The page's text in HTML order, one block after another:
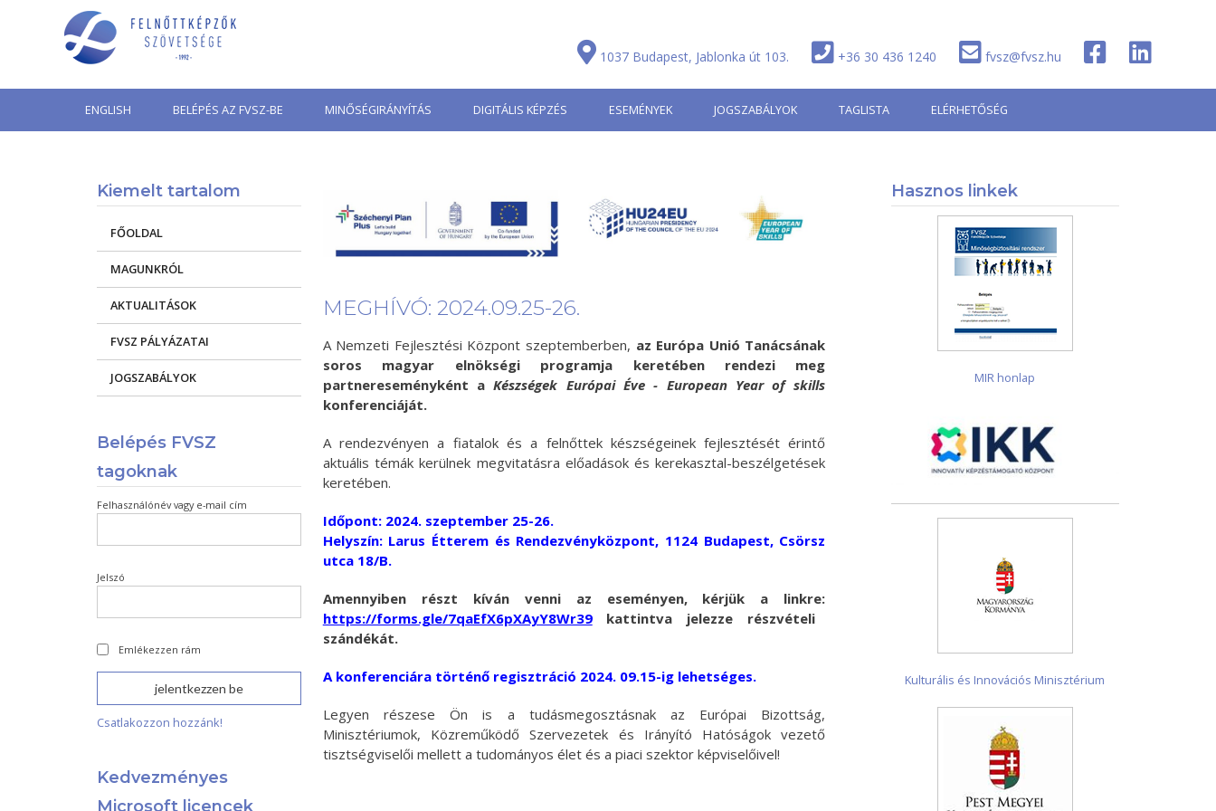
1037 Budapest, Jablonka út 103. +36 30 436 1240 fvsz@fvsz.hu
ENGLISH BELÉPÉS AZ FVSZ-BE MINŐSÉGIRÁNYÍTÁS DIGITÁLIS KÉPZÉS ESEMÉNYEK JOGSZABÁLYOK TAGLISTA ELÉRHETŐSÉG
MEGHÍVÓ: 2024.09.25-26.
A Nemzeti Fejlesztési Központ szeptemberben, az Európa Unió Tanácsának
soros magyar elnökségi programja keretében rendezi meg
partnereseményként aKészségek Európai Éve - European Year of skills
konferenciáját.
A rendezvényen a fiatalok és a felnőttek készségeinek fejlesztését érintő
aktuális témák kerülnek megvitatásra előadások és kerekasztal-beszélgetések
keretében.
Időpont: 2024. szeptember 25-26.
Helyszín: Larus Étterem és Rendezvényközpont, 1124 Budapest, Csörsz
utca 18/B.
Amennyiben részt kíván venni az eseményen, kérjük a linkre:
https://forms.gle/7qaEfX6pXAyY8Wr39kattintva jelezze részvételi
szándékát.
A konferenciára történő regisztráció 2024. 09.15-ig lehetséges.
Legyen részese Ön is a tudásmegosztásnak az Európai Bizottság,
Minisztériumok, Közreműködő Szervezetek és Irányító Hatóságok vezető
tisztségviselői mellett a tudományos élet és a piaci szektor képviselőivel!
Kiemelt tartalom
FŐOLDAL
MAGUNKRÓL
AKTUALITÁSOK
FVSZ PÁLYÁZATAI
JOGSZABÁLYOK
Belépés FVSZ
tagoknak
Felhasználónév vagy e-mail cím
Jelszó
Emlékezzen rám
Csatlakozzon hozzánk!
Kedvezményes
Microsoft licencek
Hasznos linkek
MIR honlap
Kulturális és Innovációs Minisztérium